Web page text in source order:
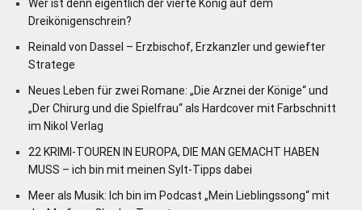
Wer ist denn eigentlich der vierte König auf dem
Dreikönigenschrein?
Reinald von Dassel – Erzbischof, Erzkanzler und gewiefter
Stratege
Neues Leben für zwei Romane: „Die Arznei der Könige“ und
„Der Chirurg und die Spielfrau“ als Hardcover mit Farbschnitt
im Nikol Verlag
22 KRIMI-TOUREN IN EUROPA, DIE MAN GEMACHT HABEN
MUSS – ich bin mit meinen Sylt-Tipps dabei
Meer als Musik: Ich bin im Podcast „Mein Lieblingssong“ mit